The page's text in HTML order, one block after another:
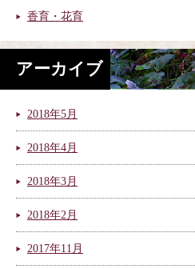
香育・花育
アーカイブ
2018年5月
2018年4月
2018年3月
2018年2月
2017年11月